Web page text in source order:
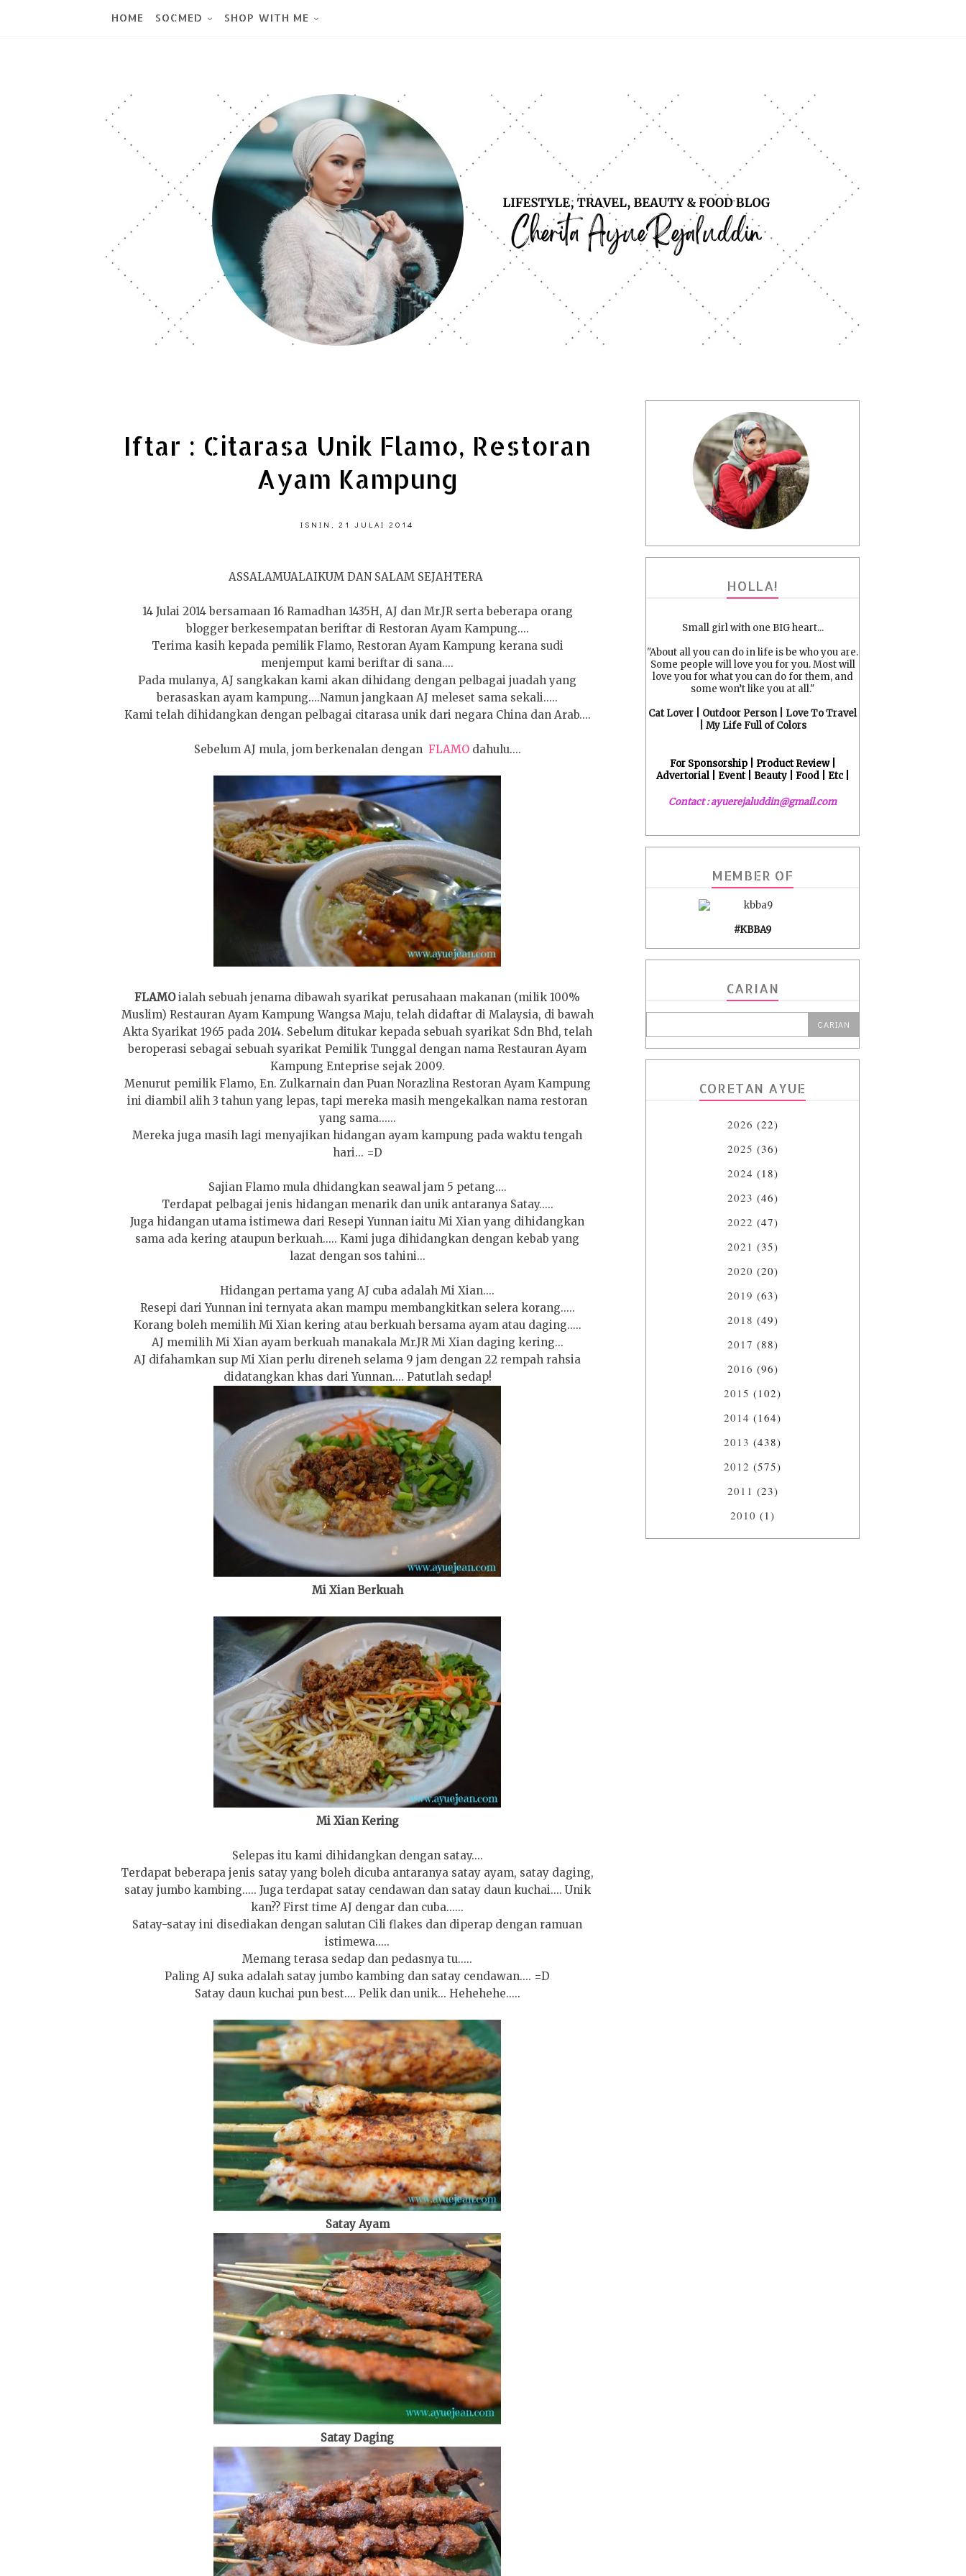
HOME SOCMED SHOP WITH ME
Iftar : Citarasa Unik Flamo, Restoran
Ayam Kampung
ISNIN, 21 JULAI 2014
ASSALAMUALAIKUM DAN SALAM SEJAHTERA
14 Julai 2014 bersamaan 16 Ramadhan 1435H, AJ dan Mr.JR serta beberapa orang
blogger berkesempatan beriftar di Restoran Ayam Kampung....
Terima kasih kepada pemilik Flamo, Restoran Ayam Kampung kerana sudi
menjemput kami beriftar di sana....
Pada mulanya, AJ sangkakan kami akan dihidang dengan pelbagai juadah yang
berasaskan ayam kampung....Namun jangkaan AJ meleset sama sekali.....
Kami telah dihidangkan dengan pelbagai citarasa unik dari negara China dan Arab....
Sebelum AJ mula, jom berkenalan dengan FLAMOdahulu....
FLAMOialah sebuah jenama dibawah syarikat perusahaan makanan (milik 100%
Muslim) Restauran Ayam Kampung Wangsa Maju, telah didaftar di Malaysia, di bawah
Akta Syarikat 1965 pada 2014. Sebelum ditukar kepada sebuah syarikat Sdn Bhd, telah
beroperasi sebagai sebuah syarikat Pemilik Tunggal dengan nama Restauran Ayam
Kampung Enteprise sejak 2009.
Menurut pemilik Flamo, En. Zulkarnain dan Puan Norazlina Restoran Ayam Kampung
ini diambil alih 3 tahun yang lepas, tapi mereka masih mengekalkan nama restoran
yang sama......
Mereka juga masih lagi menyajikan hidangan ayam kampung pada waktu tengah
hari... =D
Sajian Flamo mula dhidangkan seawal jam 5 petang....
Terdapat pelbagai jenis hidangan menarik dan unik antaranya Satay.....
Juga hidangan utama istimewa dari Resepi Yunnan iaitu Mi Xian yang dihidangkan
sama ada kering ataupun berkuah..... Kami juga dihidangkan dengan kebab yang
lazat dengan sos tahini...
Hidangan pertama yang AJ cuba adalah Mi Xian....
Resepi dari Yunnan ini ternyata akan mampu membangkitkan selera korang.....
Korang boleh memilih Mi Xian kering atau berkuah bersama ayam atau daging.....
AJ memilih Mi Xian ayam berkuah manakala Mr.JR Mi Xian daging kering...
AJ difahamkan sup Mi Xian perlu direneh selama 9 jam dengan 22 rempah rahsia
didatangkan khas dari Yunnan.... Patutlah sedap!
Mi Xian Berkuah
Mi Xian Kering
Selepas itu kami dihidangkan dengan satay....
Terdapat beberapa jenis satay yang boleh dicuba antaranya satay ayam, satay daging,
satay jumbo kambing..... Juga terdapat satay cendawan dan satay daun kuchai.... Unik
kan?? First time AJ dengar dan cuba......
Satay-satay ini disediakan dengan salutan Cili flakes dan diperap dengan ramuan
istimewa.....
Memang terasa sedap dan pedasnya tu.....
Paling AJ suka adalah satay jumbo kambing dan satay cendawan.... =D
Satay daun kuchai pun best.... Pelik dan unik... Hehehehe.....
Satay Ayam
Satay Daging
HOLLA!
Small girl with one BIG heart...
"About all you can do in life is be who you are.
Some people will love you for you. Most will
love you for what you can do for them, and
some won’t like you at all."
Cat Lover | Outdoor Person | Love To Travel
| My Life Full of Colors
For Sponsorship | Product Review |
Advertorial | Event | Beauty | Food | Etc |
Contact : ayuerejaluddin@gmail.com
MEMBER OF
#KBBA9
CARIAN
CORETAN AYUE
2026 (22)
2025 (36)
2024 (18)
2023 (46)
2022 (47)
2021 (35)
2020 (20)
2019 (63)
2018 (49)
2017 (88)
2016 (96)
2015 (102)
2014 (164)
2013 (438)
2012 (575)
2011 (23)
2010 (1)